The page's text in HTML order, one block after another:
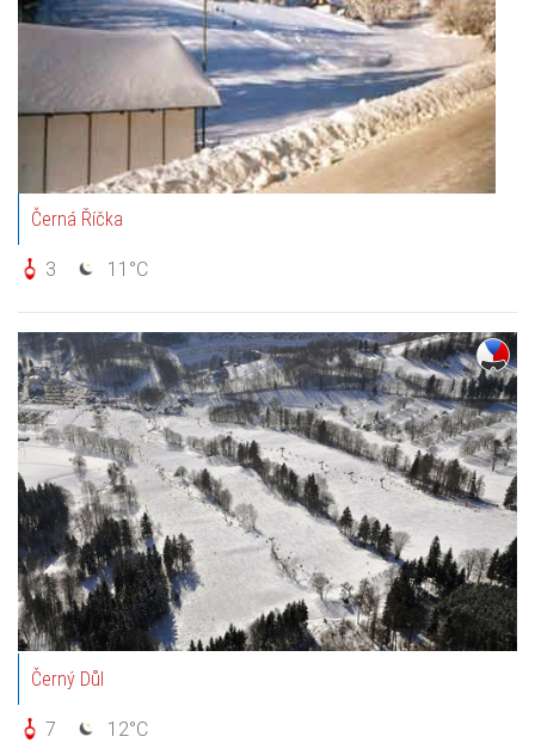
Černá Říčka
3 11°C
Černý Důl
7 12°C